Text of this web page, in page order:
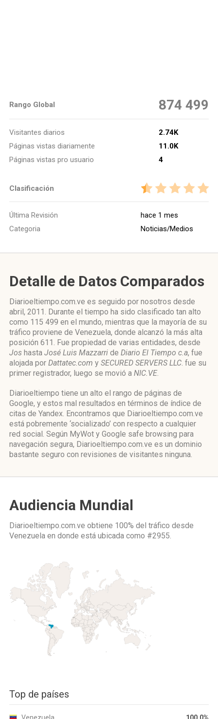
Rango Global 874 499
Visitantes diarios
2.74K
Páginas vistas diariamente
11.0K
Páginas vistas pro usuario
4
Clasificación
Última Revisión
hace 1 mes
Categoria
Noticias/Medios
Detalle de Datos Comparados
Diarioeltiempo.com.ve es seguido por nosotros desde
abril, 2011. Durante el tiempo ha sido clasificado tan alto
como 115 499 en el mundo, mientras que la mayoría de su
tráfico proviene de Venezuela, donde alcanzó la más alta
posición 611. Fue propiedad de varias entidades, desde
Jos hasta José Luis Mazzarri de Diario El Tiempo c.a, fue
alojada por Dattatec.com y SECURED SERVERS LLC. fue su
primer registrador, luego se movió a NIC.VE.
Diarioeltiempo tiene un alto el rango de páginas de
Google, y estos mal resultados en términos de índice de
citas de Yandex. Encontramos que Diarioeltiempo.com.ve
está pobremente ‘socializado’ con respecto a cualquier
red social. Según MyWot y Google safe browsing para
navegación segura, Diarioeltiempo.com.ve es un dominio
bastante seguro con revisiones de visitantes ninguna.
Audiencia Mundial
Diarioeltiempo.com.ve obtiene 100% del tráfico desde
Venezuela en donde está ubicada como #2955.
Top de países